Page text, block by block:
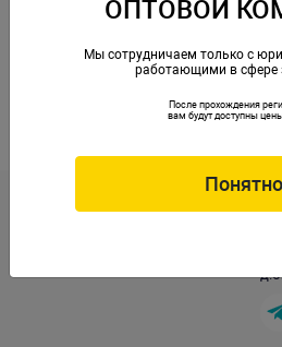
ОПТОВОЙ
Мы сотрудничаем только с
работающими в сфере
После прохождения
вам будут доступны
Понятно